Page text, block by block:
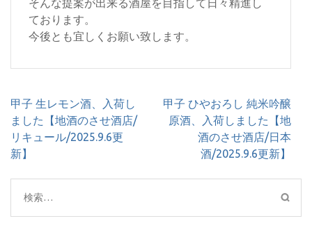
そんな提案が出来る酒屋を目指して日々精進し
ております。
今後とも宜しくお願い致します。
投
稿
ナ
ビ
シ
ョ
甲子 生レモン酒、入荷し
ました【地酒のさせ酒店/
リキュール/2025.9.6更
新】
甲子 ひやおろし 純米吟醸
原酒、入荷しました【地
酒のさせ酒店/日本
酒/2025.9.6更新】
検
索: